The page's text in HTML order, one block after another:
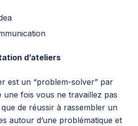
d’ateliers
est un “problem-solver” par
une fois vous ne travaillez pas
de réussir à rassembler un
autour d’une problématique et